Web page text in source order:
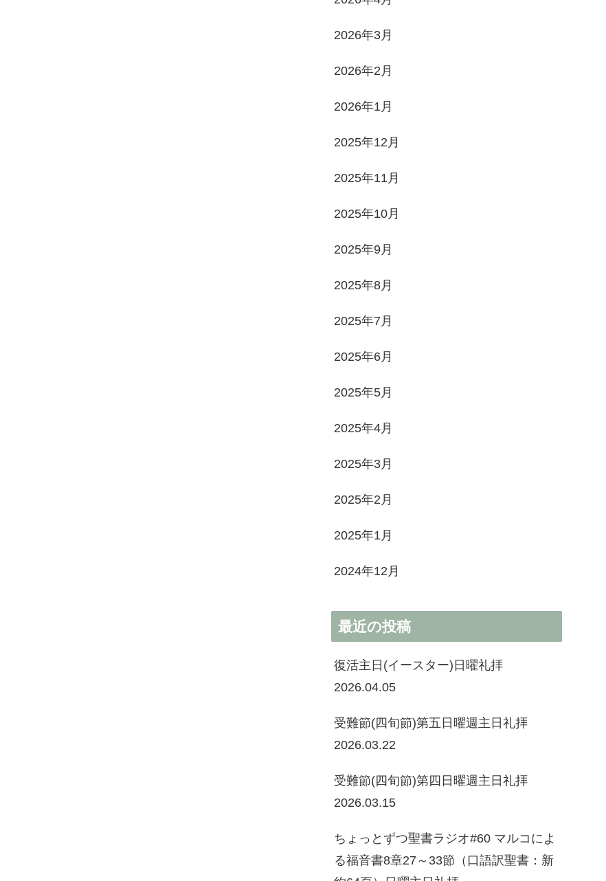
2026年3月
2026年2月
2026年1月
2025年12月
2025年11月
2025年10月
2025年9月
2025年8月
2025年7月
2025年6月
2025年5月
2025年4月
2025年3月
2025年2月
2025年1月
2024年12月
最近の投稿
復活主日(イースター)日曜礼拝
2026.04.05
受難節(四旬節)第五日曜週主日礼拝
2026.03.22
受難節(四旬節)第四日曜週主日礼拝
2026.03.15
ちょっとずつ聖書ラジオ#60 マルコによ
る福音書8章27～33節（口語訳聖書：新